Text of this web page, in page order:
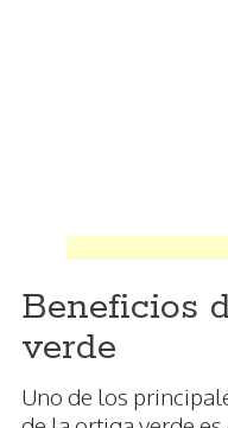
Beneficios
verde
Uno de los